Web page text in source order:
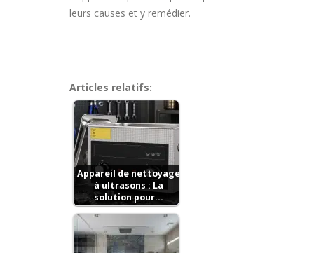
leurs causes et y remédier.
Articles relatifs:
Appareil de nettoyage
à ultrasons : La
solution pour…